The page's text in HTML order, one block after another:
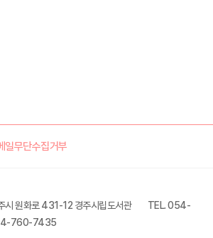
일무단수집거부
원화로 431-12 경주시립도서관
TEL. 054-
760-7435